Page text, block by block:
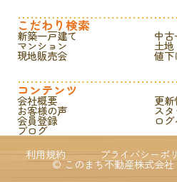
こだわり検索
新築一戸建て 中古
マンション 土地
現地販売会 値
コンテンツ
会社概要 更新
お客様の声 ス
会員登録 ロ
ブログ
利用規約
プライバシーポ
© このまち不動産株式会